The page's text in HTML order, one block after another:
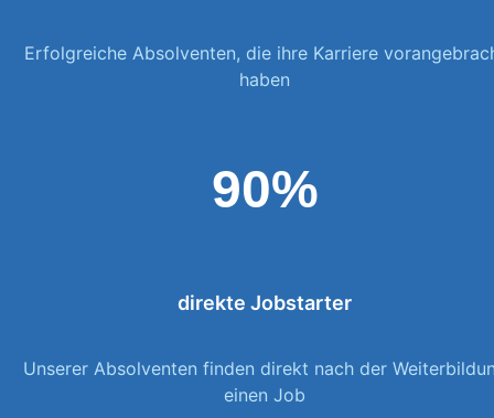
Erfolgreiche Absolventen, die ihre Karriere
haben
90%
direkte Jobstarter
Unserer Absolventen finden direkt nach der
einen Job